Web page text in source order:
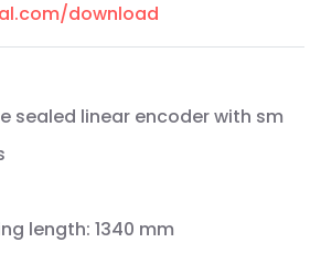
download
sealed linear encoder with sm
length: 1340 mm